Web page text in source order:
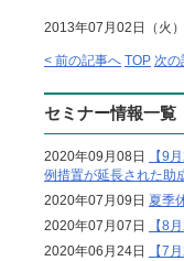
2013年07月02日（火）
< 前の記事へ TOP 次の
セミナー情報一覧
2020年09月08日
【9
例措置が延長された助
2020年07月09日 夏季
2020年07月07日
【8
2020年06月24日
【7